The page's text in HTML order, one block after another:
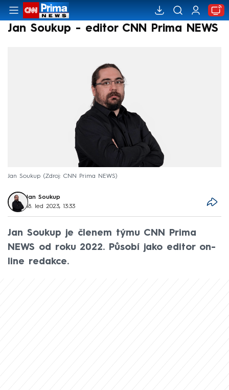
Jan Soukup - editor CNN Prima NEWS
Jan Soukup Zdroj: CNN Prima NEWS
Jan Soukup
18. led 2023, 13:33
Jan Soukup je členem týmu CNN Prima
NEWS od roku 2022. Působí jako editor on-
line redakce.